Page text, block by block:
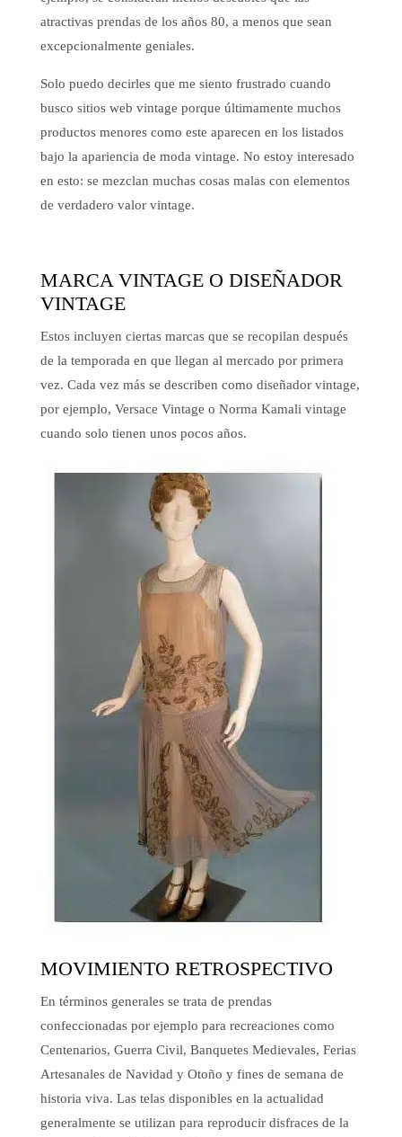
atractivas prendas de los años 80, a menos que sean
excepcionalmente geniales.
Solo puedo decirles que me siento frustrado cuando
busco sitios web vintage porque últimamente muchos
productos menores como este aparecen en los listados
bajo la apariencia de moda vintage. No estoy interesado
en esto: se mezclan muchas cosas malas con elementos
de verdadero valor vintage.
MARCA VINTAGE O DISEÑADOR
VINTAGE
Estos incluyen ciertas marcas que se recopilan después
de la temporada en que llegan al mercado por primera
vez. Cada vez más se describen como diseñador vintage,
por ejemplo, Versace Vintage o Norma Kamali vintage
cuando solo tienen unos pocos años.
MOVIMIENTO RETROSPECTIVO
En términos generales se trata de prendas
confeccionadas por ejemplo para recreaciones como
Centenarios, Guerra Civil, Banquetes Medievales, Ferias
Artesanales de Navidad y Otoño y fines de semana de
historia viva. Las telas disponibles en la actualidad
generalmente se utilizan para reproducir disfraces de la